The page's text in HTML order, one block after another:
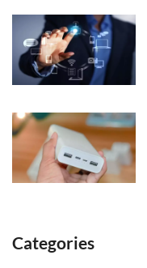
Categories